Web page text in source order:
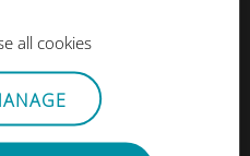
all cookies